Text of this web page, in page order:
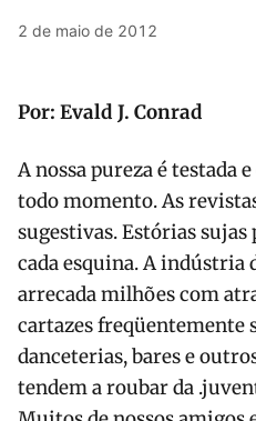
2 de maio de 2012
Por: Evald J. Conrad
A nossa pureza é testada
todo momento. As
sugestivas. Estórias
cada esquina. A indústria
arrecada milhões com
cartazes freqüentemente
danceterias, bares e
tendem a roubar da